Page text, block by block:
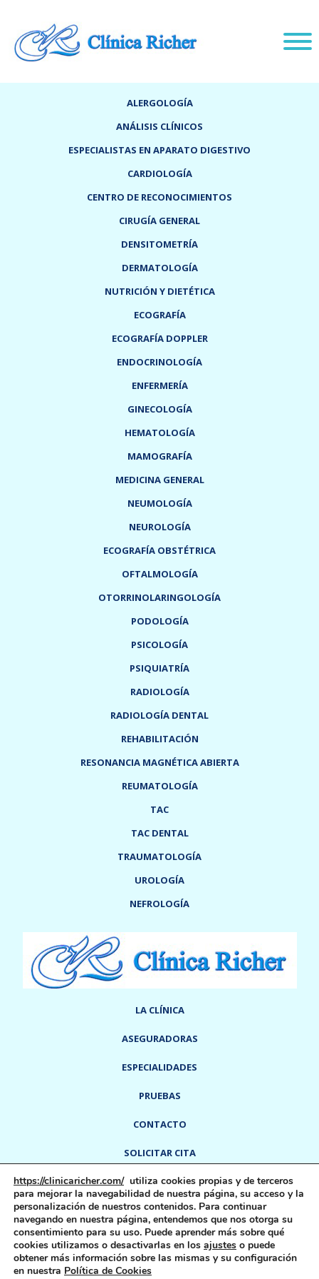
ALERGOLOGÍA
ANÁLISIS CLÍNICOS
ESPECIALISTAS EN APARATO DIGESTIVO
CARDIOLOGÍA
CENTRO DE RECONOCIMIENTOS
CIRUGÍA GENERAL
DENSITOMETRÍA
DERMATOLOGÍA
NUTRICIÓN Y DIETÉTICA
ECOGRAFÍA
ECOGRAFÍA DOPPLER
ENDOCRINOLOGÍA
ENFERMERÍA
GINECOLOGÍA
HEMATOLOGÍA
MAMOGRAFÍA
MEDICINA GENERAL
NEUMOLOGÍA
NEUROLOGÍA
ECOGRAFÍA OBSTÉTRICA
OFTALMOLOGÍA
OTORRINOLARINGOLOGÍA
PODOLOGÍA
PSICOLOGÍA
PSIQUIATRÍA
RADIOLOGÍA
RADIOLOGÍA DENTAL
REHABILITACIÓN
RESONANCIA MAGNÉTICA ABIERTA
REUMATOLOGÍA
TAC
TAC DENTAL
TRAUMATOLOGÍA
UROLOGÍA
NEFROLOGÍA
LA CLÍNICA
ASEGURADORAS
ESPECIALIDADES
PRUEBAS
CONTACTO
SOLICITAR CITA
918 91 55 91 -
info@clinicaricher.com
Calle Del Rey, 628300Aranjuez,Madrid,España
Aviso Legal Política De Cookies Política De Privacidad
https://clinicaricher.com/utiliza cookies propias y de terceros
para mejorar la navegabilidad de nuestra página, su acceso y la
personalización de nuestros contenidos. Para continuar
navegando en nuestra página, entendemos que nos otorga su
consentimiento para su uso. Puede aprender más sobre qué
cookies utilizamos o desactivarlas en los ajustes o puede
obtener más información sobre las mismas y su configuración
en nuestra Política de Cookies